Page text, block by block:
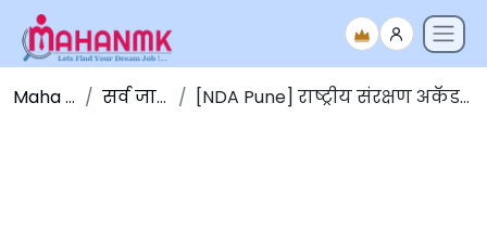
Maha NMK सर्व जाहिराती [NDA Pune] राष्ट्रीय संरक्षण अकॅडमी पुणे भरती 2025